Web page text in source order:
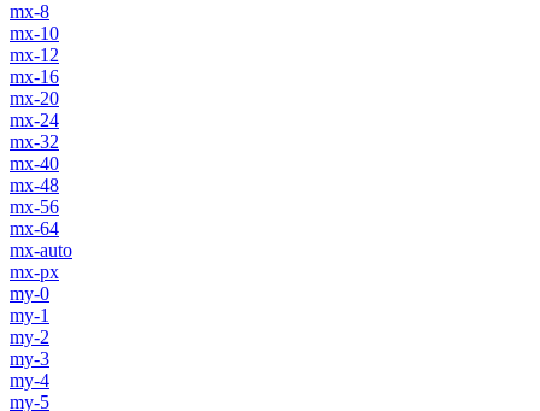
mx-8
mx-10
mx-12
mx-16
mx-20
mx-24
mx-32
mx-40
mx-48
mx-56
mx-64
mx-auto
mx-px
my-0
my-1
my-2
my-3
my-4
my-5